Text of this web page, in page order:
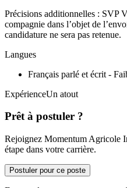
Précisions additionnelles : SVP
compagnie dans l’objet de
candidature ne sera pas retenue.
Langues
Français parlé et écrit -
ExpérienceUn atout
Prêt à postuler ?
Rejoignez Momentum Agricole
étape dans votre carrière.
Postuler pour ce poste